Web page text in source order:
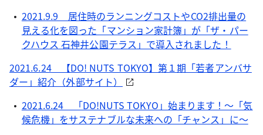
2021.9.9 居住時のランニングコストやCO2排出量の
見える化を図った「マンション家計簿」が「ザ・パー
クハウス 石神井公園テラス」で導入されました！
2021.6.24 【DO! NUTS TOKYO】第１期「若者アンバサ
ダー」紹介（外部サイト）
2021.6.24 「DO!NUTS TOKYO」始まります！～「気
候危機」をサステナブルな未来への「チャンス」に～